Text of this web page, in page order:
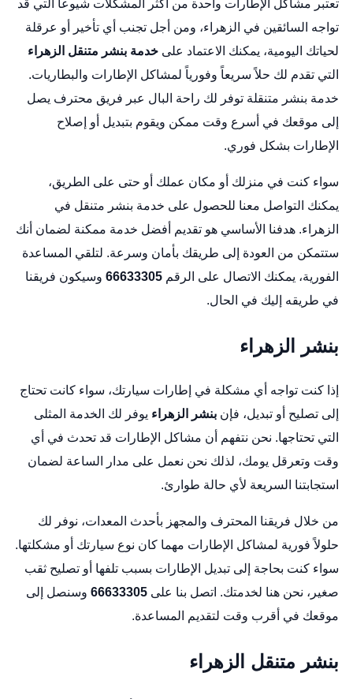
تعتبر مشاكل الإطارات واحدة من أكثر المشكلات شيوعاً التي قد
تواجه السائقين في الزهراء، ومن أجل تجنب أي تأخير أو عرقلة
لحياتك اليومية، يمكنك الاعتماد على خدمة بنشر متنقل الزهراء
التي تقدم لك حلاً سريعاً وفورياً لمشاكل الإطارات والبطاريات.
خدمة بنشر متنقلة توفر لك راحة البال عبر فريق محترف يصل
إلى موقعك في أسرع وقت ممكن ويقوم بتبديل أو إصلاح
الإطارات بشكل فوري.
سواء كنت في منزلك أو مكان عملك أو حتى على الطريق،
يمكنك التواصل معنا للحصول على خدمة بنشر متنقل في
الزهراء. هدفنا الأساسي هو تقديم أفضل خدمة ممكنة لضمان أنك
ستتمكن من العودة إلى طريقك بأمان وسرعة. لتلقي المساعدة
الفورية، يمكنك الاتصال على الرقم 66633305وسيكون فريقنا
في طريقه إليك في الحال.
بنشر الزهراء
إذا كنت تواجه أي مشكلة في إطارات سيارتك، سواء كانت تحتاج
إلى تصليح أو تبديل، فإن بنشر الزهراء يوفر لك الخدمة المثلى
التي تحتاجها. نحن نتفهم أن مشاكل الإطارات قد تحدث في أي
وقت وتعرقل يومك، لذلك نحن نعمل على مدار الساعة لضمان
استجابتنا السريعة لأي حالة طوارئ.
من خلال فريقنا المحترف والمجهز بأحدث المعدات، نوفر لك
حلولاً فورية لمشاكل الإطارات مهما كان نوع سيارتك أو مشكلتها.
سواء كنت بحاجة إلى تبديل الإطارات بسبب تلفها أو تصليح ثقب
صغير، نحن هنا لخدمتك. اتصل بنا على 66633305وسنصل إلى
موقعك في أقرب وقت لتقديم المساعدة.
بنشر متنقل الزهراء